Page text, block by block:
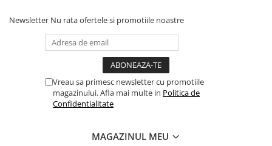
Newsletter Nu rata ofertele si promotiile noastre
Vreau sa primesc newsletter cu promotiile
magazinului. Afla mai multe in Politica de
Confidentialitate
MAGAZINUL MEU